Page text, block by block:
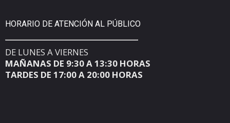
HORARIO DE ATENCIÓN AL PÚBLICO
DE LUNES A VIERNES
MAÑANAS DE 9:30 A 13:30 HORAS
TARDES DE 17:00 A 20:00 HORAS